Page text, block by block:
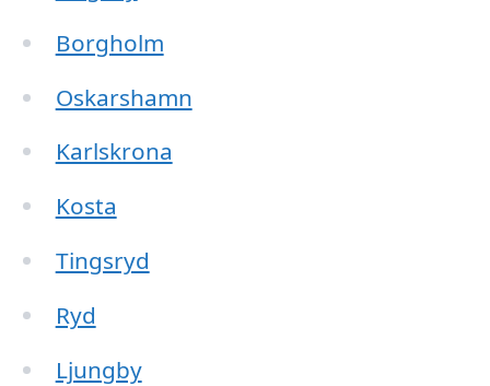
Borgholm
Oskarshamn
Karlskrona
Kosta
Tingsryd
Ryd
Ljungby